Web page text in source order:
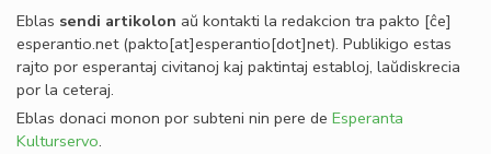
Eblas sendi artikolon aŭ kontakti la redakcion tra pakto [ĉe]
esperantio.net(pakto[at]esperantio[dot]net). Publikigo estas
rajto por esperantaj civitanoj kaj paktintaj establoj, laŭdiskrecia
por la ceteraj.
Eblas donaci monon por subteni nin pere de Esperanta
Kulturservo.